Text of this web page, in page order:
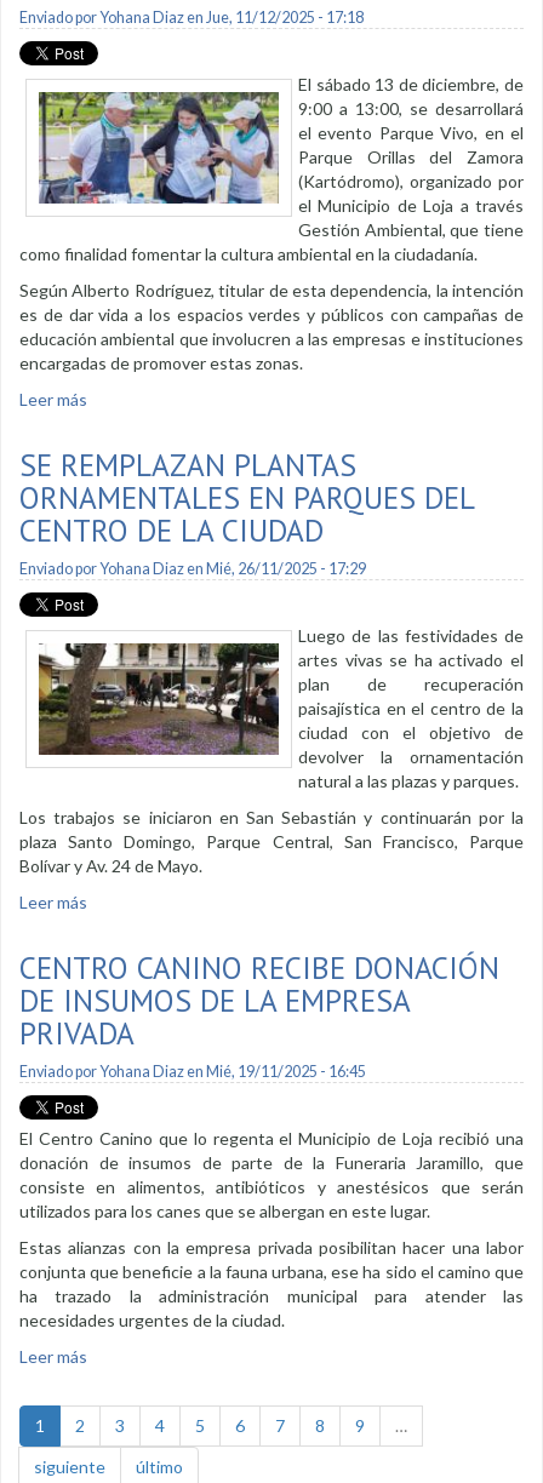
Enviado porYohana Diazen Jue, 11/12/2025 - 17:18
El sábado 13 de diciembre, de
9:00 a 13:00, se desarrollará
el evento Parque Vivo, en el
Parque Orillas del Zamora
(Kartódromo), organizado por
el Municipio de Loja a través
Gestión Ambiental, que tiene
como finalidad fomentar la cultura ambiental en la ciudadanía.
Según Alberto Rodríguez, titular de esta dependencia, la intención
es de dar vida a los espacios verdes y públicos con campañas de
educación ambiental que involucren a las empresas e instituciones
encargadas de promover estas zonas.
Leer más
SE REMPLAZAN PLANTAS
ORNAMENTALES EN PARQUES DEL
CENTRO DE LA CIUDAD
Enviado porYohana Diazen Mié, 26/11/2025 - 17:29
Luego de las festividades de
artes vivas se ha activado el
plan de recuperación
paisajística en el centro de la
ciudad con el objetivo de
devolver la ornamentación
natural a las plazas y parques.
Los trabajos se iniciaron en San Sebastián y continuarán por la
plaza Santo Domingo, Parque Central, San Francisco, Parque
Bolívar y Av. 24 de Mayo.
Leer más
CENTRO CANINO RECIBE DONACIÓN
DE INSUMOS DE LA EMPRESA
PRIVADA
Enviado porYohana Diazen Mié, 19/11/2025 - 16:45
El Centro Canino que lo regenta el Municipio de Loja recibió una
donación de insumos de parte de la Funeraria Jaramillo, que
consiste en alimentos, antibióticos y anestésicos que serán
utilizados para los canes que se albergan en este lugar.
Estas alianzas con la empresa privada posibilitan hacer una labor
conjunta que beneficie a la fauna urbana, ese ha sido el camino que
ha trazado la administración municipal para atender las
necesidades urgentes de la ciudad.
Leer más
1 2 3 4 5 6 7 8 9
…
siguiente
último